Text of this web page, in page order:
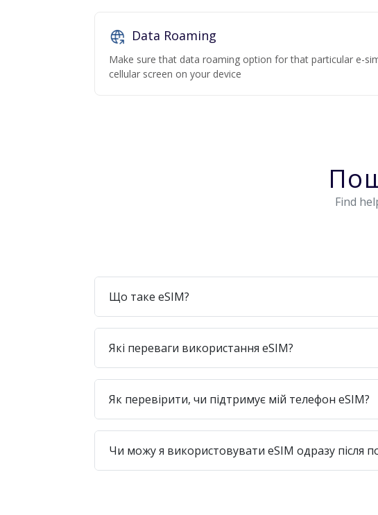
Data Roaming
Make sure that data roaming option for that particular e-
cellular screen on your device
Find
Що таке eSIM?
Які переваги використання eSIM?
Як перевірити, чи підтримує мій телефон eSIM?
Чи можу я використовувати eSIM одразу після